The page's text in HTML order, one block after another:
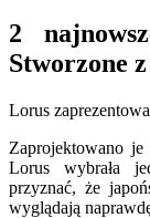
2
Stworzone z
Lorus
Zaprojektowano
Lorus wybrała
przyznać, że
wyglądają